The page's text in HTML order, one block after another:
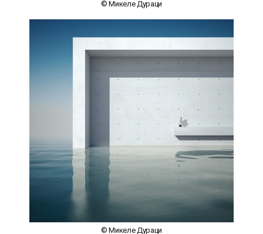
© Микеле Дураци
© Микеле Дураци